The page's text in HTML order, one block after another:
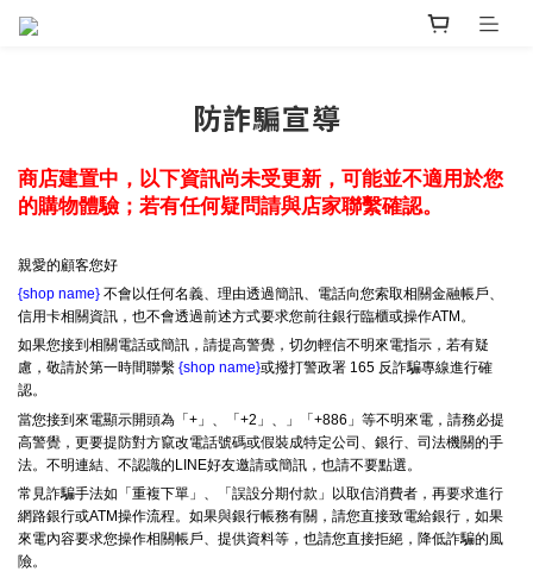
防詐騙宣導
商店建置中，以下資訊尚未受更新，可能並不適用於您
的購物體驗；若有任何疑問請與店家聯繫確認。
親愛的顧客您好
{shop name} 不會以任何名義、理由透過簡訊、電話向您索取相關金融帳戶、
信用卡相關資訊，也不會透過前述方式要求您前往銀行臨櫃或操作ATM。
如果您接到相關電話或簡訊，請提高警覺，切勿輕信不明來電指示，若有疑
慮，敬請於第一時間聯繫 {shop name}或撥打警政署 165 反詐騙專線進行確
認。
當您接到來電顯示開頭為「+」、「+2」、」「+886」等不明來電，請務必提
高警覺，更要提防對方竄改電話號碼或假裝成特定公司、銀行、司法機關的手
法。不明連結、不認識的LINE好友邀請或簡訊，也請不要點選。
常見詐騙手法如「重複下單」、「誤設分期付款」以取信消費者，再要求進行
網路銀行或ATM操作流程。如果與銀行帳務有關，請您直接致電給銀行，如果
來電內容要求您操作相關帳戶、提供資料等，也請您直接拒絕，降低詐騙的風
險。